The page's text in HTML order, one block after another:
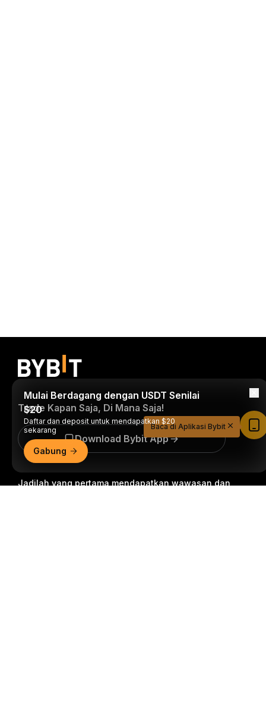
Jadilah yang pertama mendapatkan wawasan dan
Trade Kapan Saja, Di Mana Saja!
Download Bybit App
Mulai Berdagang dengan USDT Senilai
$20
Daftar dan deposit untuk mendapatkan $20
sekarang
Gabung
Baca di Aplikasi Bybit